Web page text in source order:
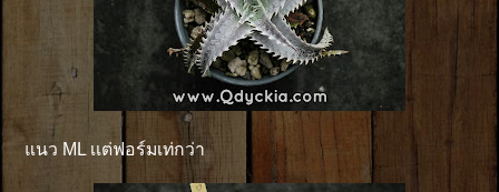
แนว ML เเต่ฟอร์มเท่กว่า